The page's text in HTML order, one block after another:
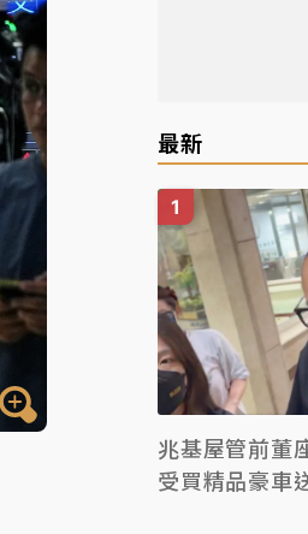
最新
兆基屋管前董
受買精品豪